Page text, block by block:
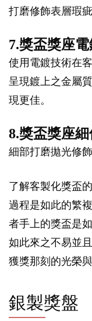
打磨修飾表層瑕疵
7.獎盃獎座
使用電鍍技術在
呈現鍍上之金屬
現更佳。
8.獎盃獎座
細部打磨拋光修
了解客製化獎盃
過程是如此的繁
者手上的獎盃是
如此來之不易並
獲獎那刻的光榮與
銀製獎盤